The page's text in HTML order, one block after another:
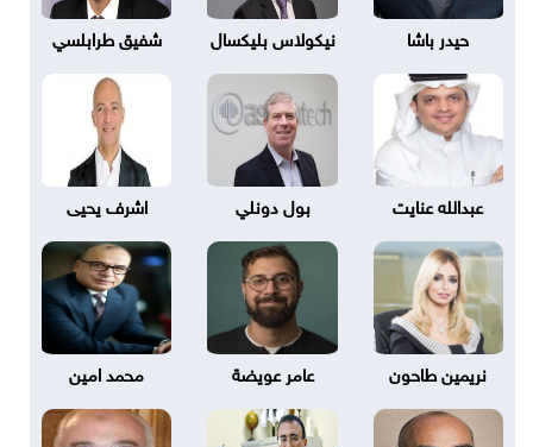
حيدر باشا نيكولاس بليكسال شفيق طرابلسي
عبدالله عنايت بول دونلي اشرف يحيى
نريمين طاحون عامر عويضة محمد امين